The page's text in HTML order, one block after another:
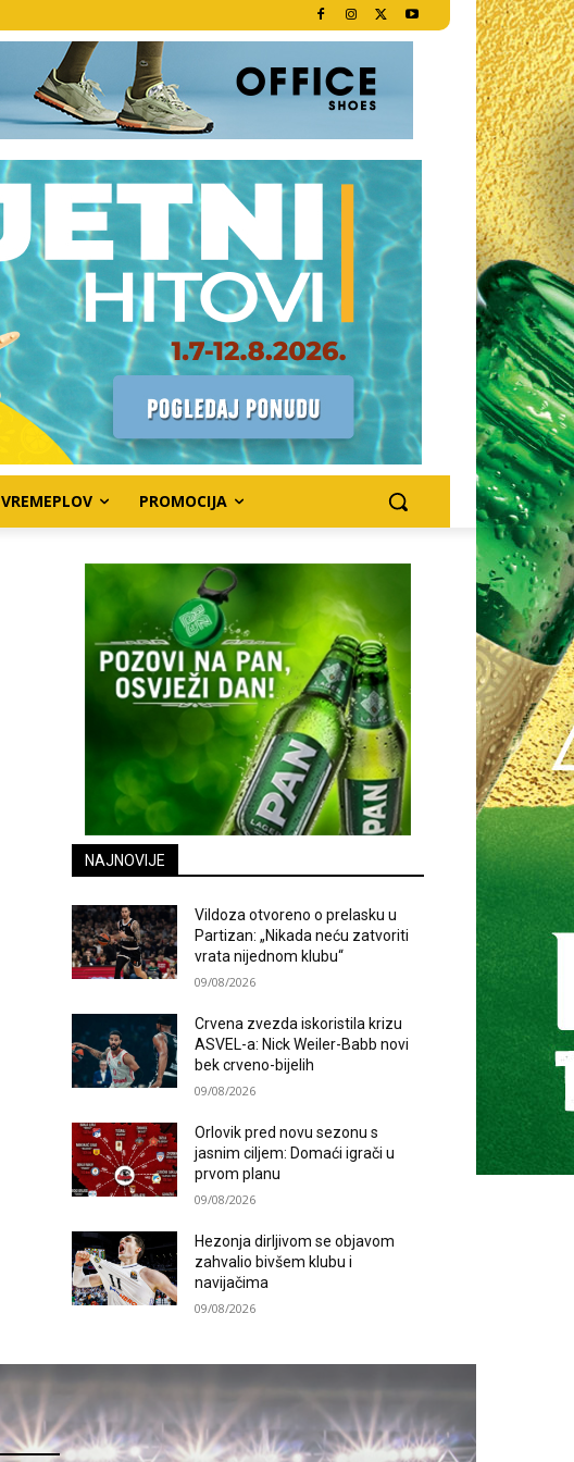
VREMEPLOV PROMOCIJA
NAJNOVIJE
Vildoza otvoreno o prelasku u
Partizan: „Nikada neću zatvoriti
vrata nijednom klubu“
09/08/2026
Crvena zvezda iskoristila krizu
ASVEL-a: Nick Weiler-Babb novi
bek crveno-bijelih
09/08/2026
Orlovik pred novu sezonu s
jasnim ciljem: Domaći igrači u
prvom planu
09/08/2026
Hezonja dirljivom se objavom
zahvalio bivšem klubu i
navijačima
09/08/2026